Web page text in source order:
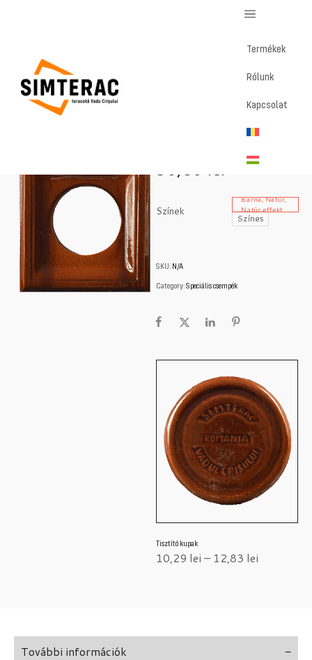
Termékek
Rólunk
Kapcsolat
Home / Magazin / Tisztítólemez
Tisztítólemez
30,86 lei
Színek
Barna, Natúr,
Natúr effekt
Színes
SKU: N/A
Category:Speciális csempék
Tisztító kupak
10,29 lei – 12,83 lei
További információk